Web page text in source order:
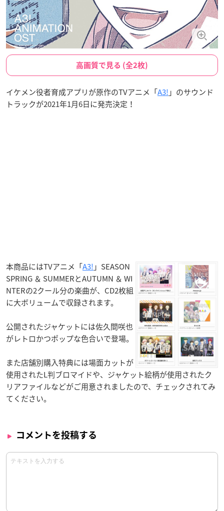
高画質で見る (全2枚)
イケメン役者育成アプリが原作のTVアニメ「A3! 」のサウンド
トラックが2021年1月6日に発売決定！
本商品にはTVアニメ「A3! 」SEASON
SPRING ＆ SUMMERとAUTUMN ＆ WI
NTERの2クール分の楽曲が、CD2枚組
に大ボリュームで収録されます。
公開されたジャケットには佐久間咲也
がレトロかつポップな色合いで登場。
また店舗別購入特典には場面カットが
使用されたL判ブロマイドや、ジャケット絵柄が使用されたク
リアファイルなどがご用意されましたので、チェックされてみ
てください。
コメントを投稿する